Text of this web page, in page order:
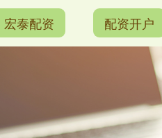
宏泰配资 配资开户